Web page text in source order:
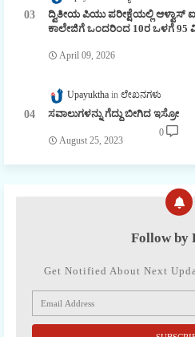
ದ್ವಿತೀಯ ಪಿಯು ಪರೀಕ್ಷೆಯಲ್ಲಿ
ಕಾಲೇಜಿಗೆ ಒಂದರಿಂದ 10ರ ಒಳಗೆ 95
April 09, 2026
Upayuktha ಲೇಖನಗಳು
ಸವಾಲುಗಳನ್ನು ಗೆದ್ದು ಬೀಗಿದ ಇಸ್ರೋ
August 25, 2023
0
Follow by
Get Notified About Next